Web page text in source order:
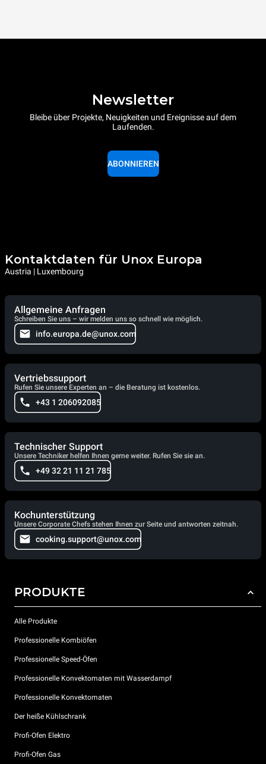
Newsletter
Bleibe über Projekte, Neuigkeiten und Ereignisse auf dem
Laufenden.
ABONNIEREN
Kontaktdaten für Unox Europa
Austria | Luxembourg
Allgemeine Anfragen
Schreiben Sie uns – wir melden uns so schnell wie möglich.
info.europa.de@unox.com
Vertriebssupport
Rufen Sie unsere Experten an – die Beratung ist kostenlos.
+43 1 206092085
Technischer Support
Unsere Techniker helfen Ihnen gerne weiter. Rufen Sie sie an.
+49 32 21 11 21 785
Kochunterstützung
Unsere Corporate Chefs stehen Ihnen zur Seite und antworten zeitnah.
cooking.support@unox.com
PRODUKTE
Alle Produkte
Professionelle Kombiöfen
Professionelle Speed-Öfen
Professionelle Konvektomaten mit Wasserdampf
Professionelle Konvektomaten
Der heiße Kühlschrank
Profi-Ofen Elektro
Profi-Ofen Gas